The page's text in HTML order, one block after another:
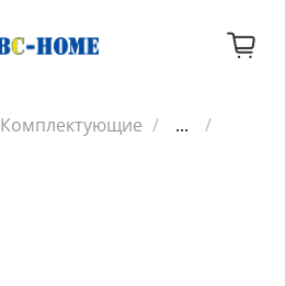
Комплектующие
...